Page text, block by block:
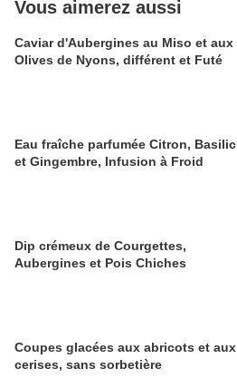
Vous aimerez aussi
Caviar d'Aubergines au Miso et aux
Olives de Nyons, différent et Futé
Eau fraîche parfumée Citron, Basilic
et Gingembre, Infusion à Froid
Dip crémeux de Courgettes,
Aubergines et Pois Chiches
Coupes glacées aux abricots et aux
cerises, sans sorbetière